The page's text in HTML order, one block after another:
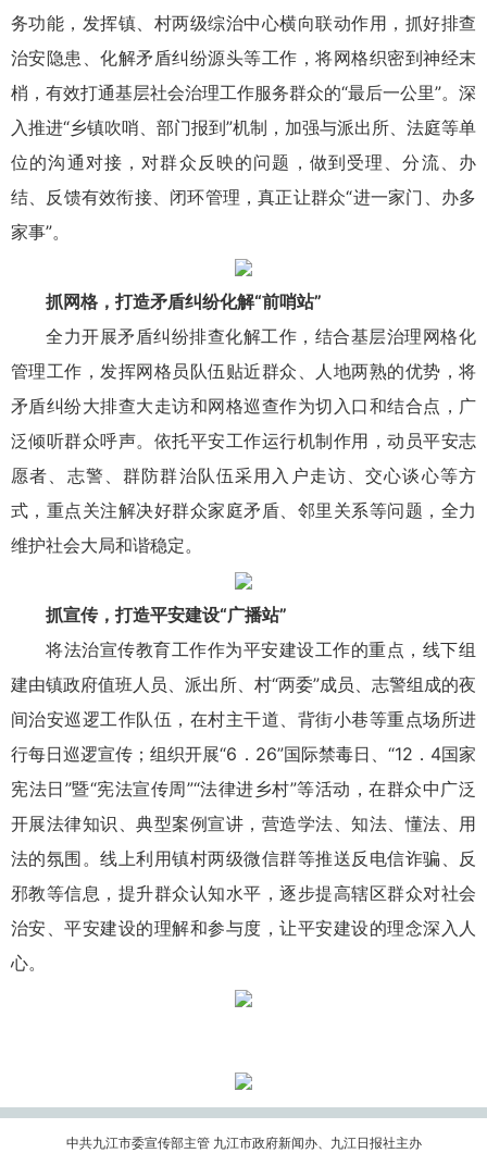
务功能，发挥镇、村两级综治中心横向联动作用，抓好排查
治安隐患、化解矛盾纠纷源头等工作，将网格织密到神经末
梢，有效打通基层社会治理工作服务群众的“最后一公里”。深
入推进“乡镇吹哨、部门报到”机制，加强与派出所、法庭等单
位的沟通对接，对群众反映的问题，做到受理、分流、办
结、反馈有效衔接、闭环管理，真正让群众“进一家门、办多
家事”。
抓网格，打造矛盾纠纷化解“前哨站”
全力开展矛盾纠纷排查化解工作，结合基层治理网格化
管理工作，发挥网格员队伍贴近群众、人地两熟的优势，将
矛盾纠纷大排查大走访和网格巡查作为切入口和结合点，广
泛倾听群众呼声。依托平安工作运行机制作用，动员平安志
愿者、志警、群防群治队伍采用入户走访、交心谈心等方
式，重点关注解决好群众家庭矛盾、邻里关系等问题，全力
维护社会大局和谐稳定。
抓宣传，打造平安建设“广播站”
将法治宣传教育工作作为平安建设工作的重点，线下组
建由镇政府值班人员、派出所、村“两委”成员、志警组成的夜
间治安巡逻工作队伍，在村主干道、背街小巷等重点场所进
行每日巡逻宣传；组织开展“6．26”国际禁毒日、“12．4国家
宪法日”暨“宪法宣传周”“法律进乡村”等活动，在群众中广泛
开展法律知识、典型案例宣讲，营造学法、知法、懂法、用
法的氛围。线上利用镇村两级微信群等推送反电信诈骗、反
邪教等信息，提升群众认知水平，逐步提高辖区群众对社会
治安、平安建设的理解和参与度，让平安建设的理念深入人
心。
中共九江市委宣传部主管 九江市政府新闻办、九江日报社主办